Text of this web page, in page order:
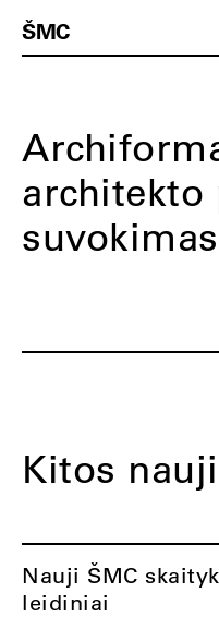
ŠMC
architekto
suvokimas
Kitos
Nauji ŠMC
leidiniai